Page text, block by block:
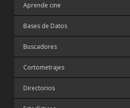
Aprende cine
Bases de Datos
Buscadores
Cortometrajes
Directorios